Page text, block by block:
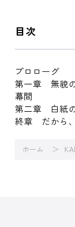
目次
プロローグ
第一章 無貌
幕間
第二章 白紙
終章 だから
ホーム